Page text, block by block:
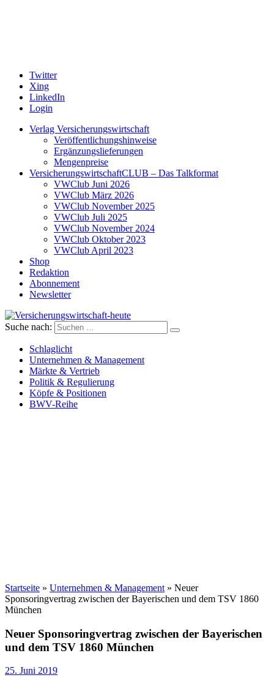
Twitter
Xing
LinkedIn
Login
Verlag Versicherungswirtschaft
Veröffentlichungshinweise
Ergänzungslieferungen
Mengenpreise
VersicherungswirtschaftCLUB – Das Talkformat
VWClub Juni 2026
VWClub März 2026
VWClub November 2025
VWClub Juli 2025
VWClub November 2024
VWClub Oktober 2023
VWClub April 2023
Shop
Redaktion
Abonnement
Newsletter
Versicherungswirtschaft-heute
Suche nach:
Schlaglicht
Unternehmen & Management
Märkte & Vertrieb
Politik & Regulierung
Köpfe & Positionen
BWV-Reihe
Startseite » Unternehmen & Management » Neuer
Sponsoringvertrag zwischen der Bayerischen und dem TSV 1860
München
Neuer Sponsoringvertrag zwischen der Bayerischen
und dem TSV 1860 München
25. Juni 2019